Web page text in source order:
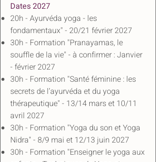
Dates 2027
20h - Ayurvéda yoga - les
fondamentaux" - 20/21 février 2027
30h - Formation "Pranayamas, le
souffle de la vie" - à confirmer : Janvier
- février 2027
30h - Formation "Santé féminine : les
secrets de l’ayurvéda et du yoga
thérapeutique" - 13/14 mars et 10/11
avril 2027
30h - Formation "Yoga du son et Yoga
Nidra" - 8/9 mai et 12/13 juin 2027
30h - Formation "Enseigner le yoga aux